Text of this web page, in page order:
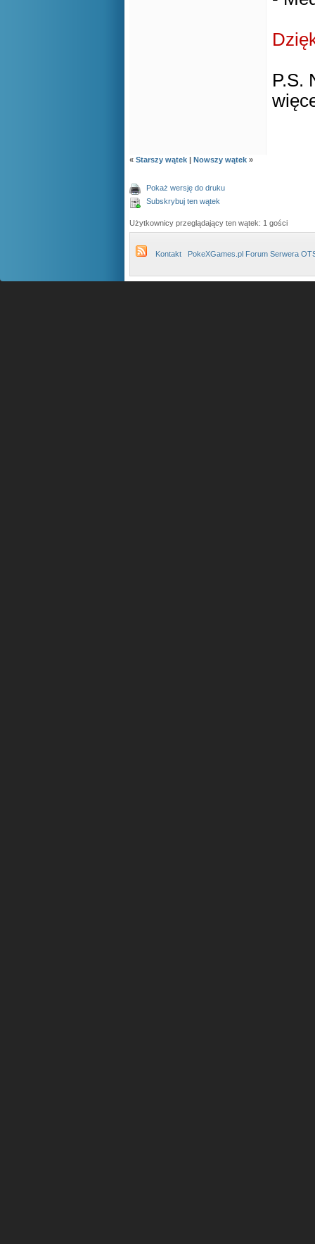
P.S.
« Starszy wątek | Nowszy wątek »
Pokaż wersję do druku
Subskrybuj ten wątek
Użytkownicy przeglądający ten wątek: 1 gości
Kontakt PokeXGames.pl Forum Serwera